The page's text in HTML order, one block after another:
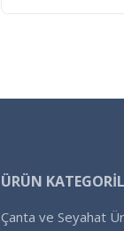
ÜRÜN
Çanta ve Seyahat